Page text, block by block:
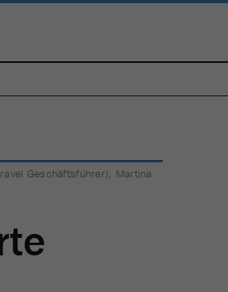
Geschäftsführer), Martina